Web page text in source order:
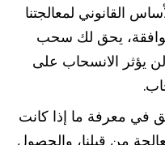
القانوني لمعالجتنا
يحق لك سحب
يؤثر الانسحاب على
في معرفة ما إذا كانت
من قبلنا، والحصول